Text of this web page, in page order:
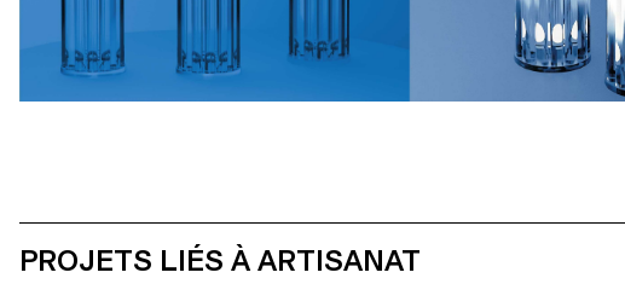
PROJETS LIÉS À ARTISANAT